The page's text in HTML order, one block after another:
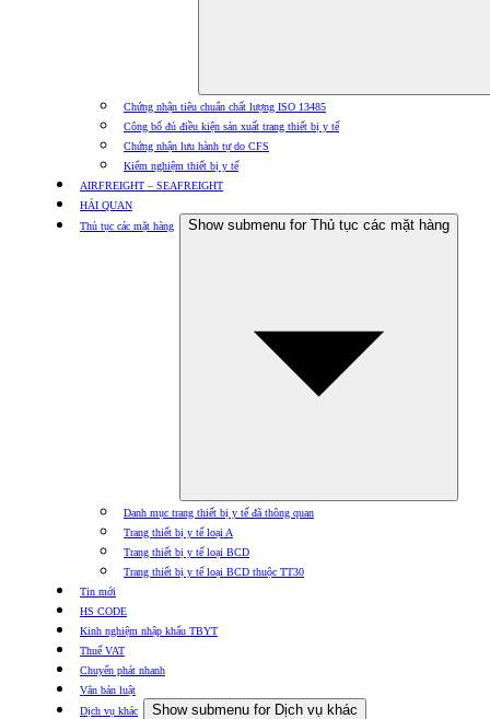
Chứng nhận tiêu chuẩn chất lượng ISO 13485
Công bố đủ điều kiện sản xuất trang thiết bị y tế
Chứng nhận lưu hành tự do CFS
Kiểm nghiệm thiết bị y tế
AIRFREIGHT – SEAFREIGHT
HẢI QUAN
Thủ tục các mặt hàng
Show submenu for Thủ tục các mặt hàng
Danh mục trang thiết bị y tế đã thông quan
Trang thiết bị y tế loại A
Trang thiết bị y tế loại BCD
Trang thiết bị y tế loại BCD thuộc TT30
Tin mới
HS CODE
Kinh nghiệm nhập khẩu TBYT
Thuế VAT
Chuyển phát nhanh
Văn bản luật
Dịch vụ khác
Show submenu for Dịch vụ khác